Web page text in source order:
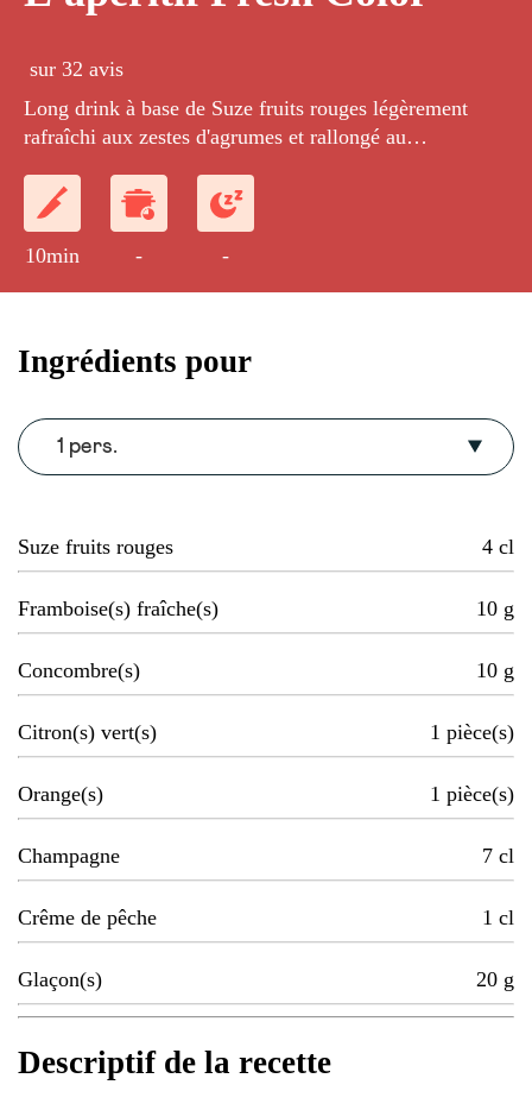
sur 32 avis
Long drink à base de Suze fruits rouges légèrement
rafraîchi aux zestes d'agrumes et rallongé au
10min - -
Ingrédients pour
1 pers.
Suze fruits rouges 4 cl
Framboise(s) fraîche(s) 10 g
Concombre(s) 10 g
Citron(s) vert(s) 1 pièce(s)
Orange(s) 1 pièce(s)
Champagne 7 cl
Crême de pêche 1 cl
Glaçon(s) 20 g
Descriptif de la recette